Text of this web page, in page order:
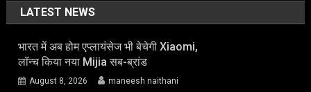
LATEST NEWS
भारत में अब होम एप्लायंसेज भी बेचेगी Xiaomi,
लॉन्च किया नया Mijia सब-ब्रांड
August 8, 2026 maneesh naithani